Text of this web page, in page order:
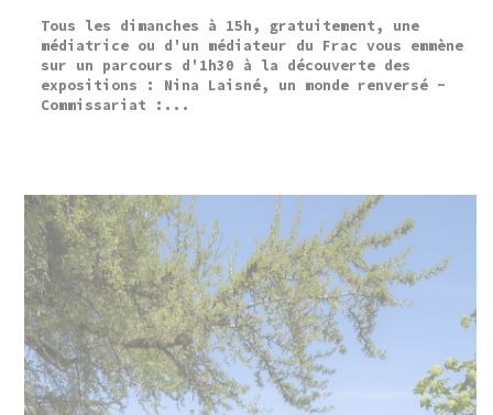
Tous les dimanches à 15h, gratuitement, une
médiatrice ou d'un médiateur du Frac vous emmène
sur un parcours d'1h30 à la découverte des
expositions : Nina Laisné, un monde renversé -
Commissariat :...